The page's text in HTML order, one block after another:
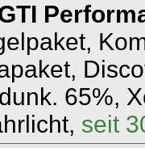
65%,
seit